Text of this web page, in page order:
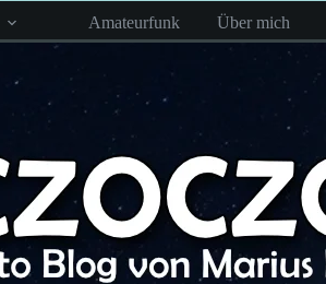
Amateurfunk Über mich